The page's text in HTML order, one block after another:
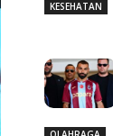
KESEHATAN